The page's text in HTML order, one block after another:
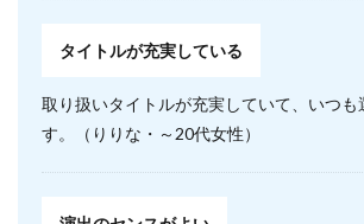
タイトルが充実している
取り扱いタイトルが充実していて、いつ
す。（りりな・～20代女性）